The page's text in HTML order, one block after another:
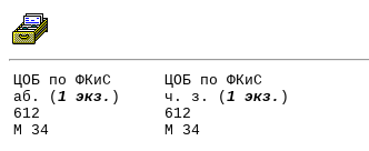
ЦОБ по ФКиС
аб. ( 1 экз. )
612
М 34
ЦОБ по ФКиС
ч. з. ( 1 экз. )
612
М 34